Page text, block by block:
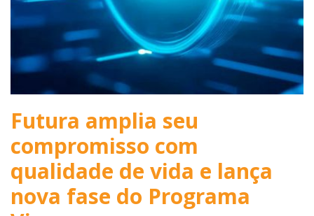
Futura amplia seu
compromisso com
qualidade de vida e lança
nova fase do Programa